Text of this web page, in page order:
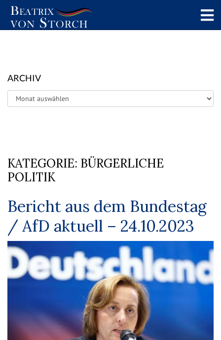
ARCHIV
Archiv
KATEGORIE: BÜRGERLICHE
POLITIK
Bericht aus dem Bundestag
/ AfD aktuell – 24.10.2023